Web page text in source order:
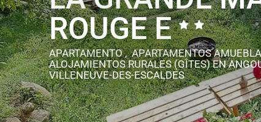
ROUGE E
APARTAMENTO , APARTAMENTOS
ALOJAMIENTOS RURALES (GÎTES)EN
VILLENEUVE-DES-ESCALDES